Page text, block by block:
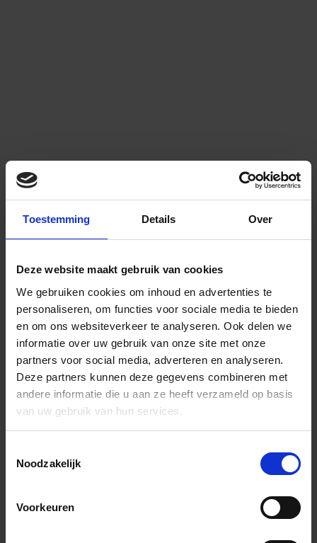
Toestemming Details Over
Deze website maakt gebruik van cookies
We gebruiken cookies om inhoud en advertenties te
personaliseren, om functies voor sociale media te bieden
en om ons websiteverkeer te analyseren. Ook delen we
informatie over uw gebruik van onze site met onze
partners voor social media, adverteren en analyseren.
Deze partners kunnen deze gegevens combineren met
andere informatie die u aan ze heeft verzameld op basis
van uw gebruik van hun services.
Noodzakelijk
Voorkeuren